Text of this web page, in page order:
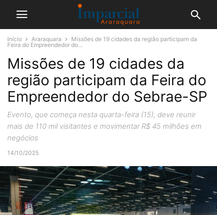
Início Araraquara
Missões de 19 cidades da região participam da
Feira do Empreendedor do...
Missões de 19 cidades da
região participam da Feira do
Empreendedor do Sebrae-SP
Evento, que começa nesta quarta-feira (15), deve reunir
mais de 110 mil visitantes e movimentar R$ 45 milhões em
negócios
14/10/2025